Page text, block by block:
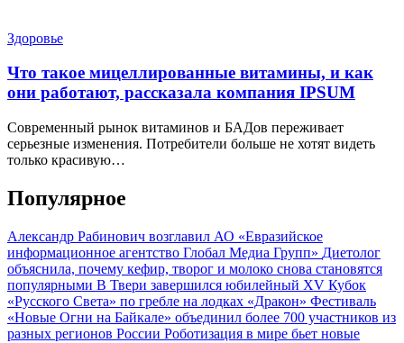
Здоровье
Что такое мицеллированные витамины, и как
они работают, рассказала компания IPSUM
Современный рынок витаминов и БАДов переживает
серьезные изменения. Потребители больше не хотят видеть
только красивую…
Популярное
Александр Рабинович возглавил АО «Евразийское
информационное агентство Глобал Медиа Групп» Диетолог
объяснила, почему кефир, творог и молоко снова становятся
популярными В Твери завершился юбилейный XV Кубок
«Русского Света» по гребле на лодках «Дракон» Фестиваль
«Новые Огни на Байкале» объединил более 700 участников из
разных регионов России Роботизация в мире бьет новые